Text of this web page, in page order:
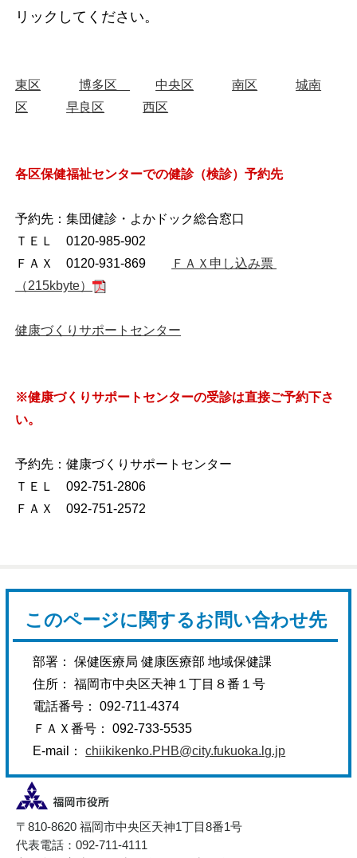
リックしてください。
東区 博多区 中央区 南区
城南
区
早良区 西区
各区保健福祉センターでの健診（検診）予約先
予約先：集団健診・よかドック総合窓口
ＴＥＬ 0120-985-902
ＦＡＸ 0120-931-869
ＦＡＸ申し込み票
（215kbyte）
健康づくりサポートセンター
※健康づくりサポートセンターの受診は直接ご予約下さ
い。
予約先：健康づくりサポートセンター
ＴＥＬ 092-751-2806
ＦＡＸ 092-751-2572
このページに関するお問い合わせ先
部署： 保健医療局 健康医療部 地域保健課
住所： 福岡市中央区天神１丁目８番１号
電話番号： 092-711-4374
ＦＡＸ番号： 092-733-5535
E-mail：chiikikenko.PHB@city.fukuoka.lg.jp
〒810-8620 福岡市中央区天神1丁目8番1号
代表電話：092-711-4111